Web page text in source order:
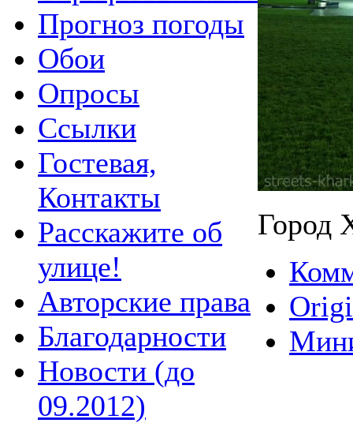
Прогноз погоды
Обои
Опросы
Ссылки
Гостевая,
Контакты
Расскажите об
улице!
Авторские права
Благодарности
Новости (до
09.2012)
Город